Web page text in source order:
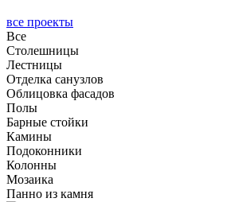
все проекты
Все
Столешницы
Лестницы
Отделка санузлов
Облицовка фасадов
Полы
Барные стойки
Камины
Подоконники
Колонны
Мозаика
Панно из камня